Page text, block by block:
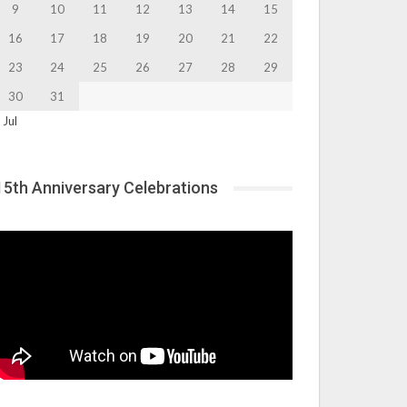
9 10 11 12 13 14
15
16
17 18 19 20 21
22
23
24 25 26 27 28
29
30
31
Jul
Anniversary Celebrations